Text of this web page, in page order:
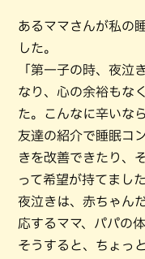
あるママさんが私の
した。
「第一子の時、夜泣
なり、心の余裕もな
た。こんなに辛いな
友達の紹介で睡眠コ
きを改善できたり、
って希望が持てました
夜泣きは、赤ちゃん
応するママ、パパの
そうすると、ちょっ